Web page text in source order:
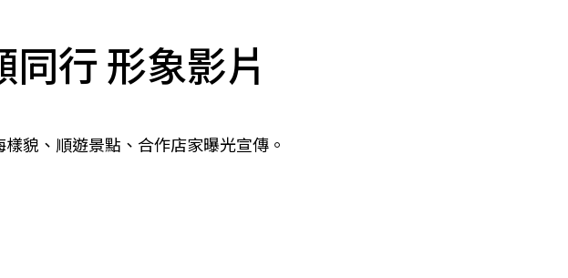
行 形象影片
貌、順遊景點、合作店家曝光宣傳。